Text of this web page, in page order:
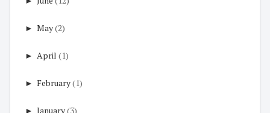
► May(2)
► April (1)
► February(1)
► January(3)